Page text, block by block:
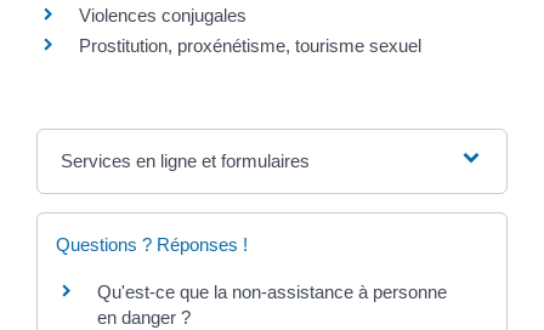
Violences conjugales
Prostitution, proxénétisme, tourisme sexuel
Services en ligne et formulaires
Questions ? Réponses !
Qu'est-ce que la non-assistance à personne
en danger ?